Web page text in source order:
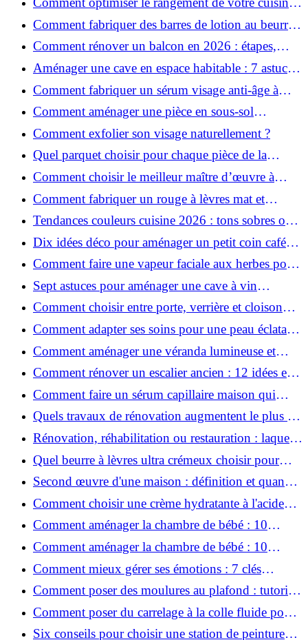
et gagner de la place ?
Comment fabriquer des barres de lotion au beurre
de karité ?
Comment rénover un balcon en 2026 : étapes,
budget et matériaux ?
Aménager une cave en espace habitable : 7 astuces
essentielles
Comment fabriquer un sérum visage anti-âge à
l'huile de rose musquée ?
Comment aménager une pièce en sous-sol
efficacement ?
Comment exfolier son visage naturellement ?
Quel parquet choisir pour chaque pièce de la
maison ?
Comment choisir le meilleur maître d’œuvre à
Grenoble en 2026 ?
Comment fabriquer un rouge à lèvres mat et
hydratant fait maison ?
Tendances couleurs cuisine 2026 : tons sobres ou
colorés, que choisir ?
Dix idées déco pour aménager un petit coin café
chez soi
Comment faire une vapeur faciale aux herbes pour
une peau plus saine et rajeunie ?
Sept astuces pour aménager une cave à vin
naturelle chez soi
Comment choisir entre porte, verrière et cloison
coulissante pour séparer vos pièces ?
Comment adapter ses soins pour une peau éclatante
en hiver ?
Comment aménager une véranda lumineuse et
conviviale : 12 idées déco
Comment rénover un escalier ancien : 12 idées et
astuces faciles pas à pas
Comment faire un sérum capillaire maison qui
stimule réellement la pousse des cheveux ?
Quels travaux de rénovation augmentent le plus la
valeur d'une maison pour la revente ?
Rénovation, réhabilitation ou restauration : laquelle
convient le mieux à mon logement ?
Quel beurre à lèvres ultra crémeux choisir pour
lèvres sèches et gercées?
Second œuvre d'une maison : définition et quand
le réaliser
Comment choisir une crème hydratante à l'acide
hyaluronique et niacinamide ?
Comment aménager la chambre de bébé : 10
conseils sécurité, déco et rangement
Comment aménager la chambre de bébé : 10
conseils sécurité, déco et rangement
Comment mieux gérer ses émotions : 7 clés
pratiques
Comment poser des moulures au plafond : tutoriel
vidéo pas à pas ?
Comment poser du carrelage à la colle fluide pour
un rendu professionnel ?
Six conseils pour choisir une station de peinture